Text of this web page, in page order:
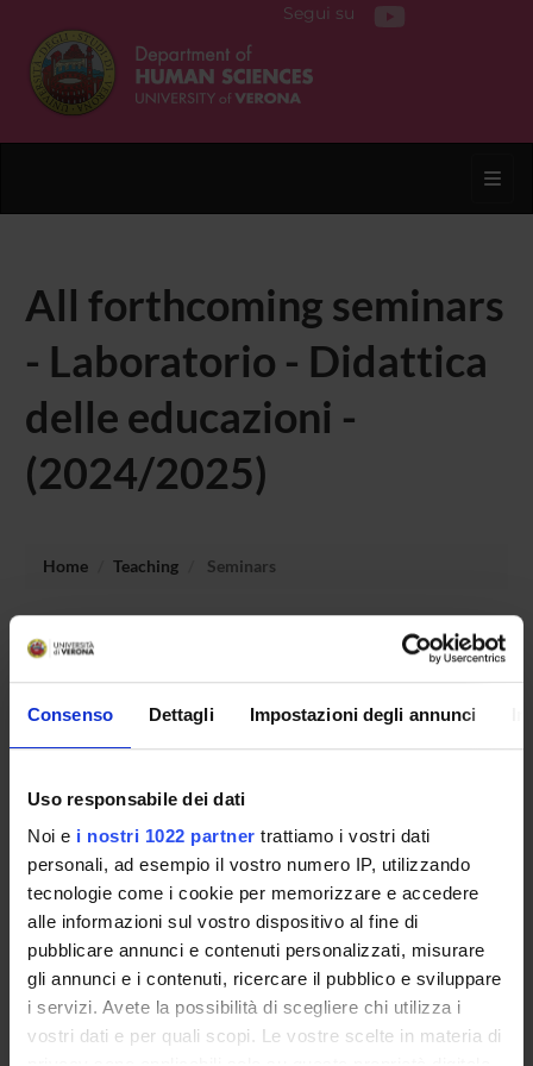
Consenso Dettagli Impostazioni degli annunci
Uso responsabile dei dati
Noi e i nostri 1022 partner trattiamo i vostri dati
personali, ad esempio il vostro numero IP, utilizzando
tecnologie come i cookie per memorizzare e accedere
alle informazioni sul vostro dispositivo al fine di
pubblicare annunci e contenuti personalizzati, misurare
gli annunci e i contenuti, ricercare il pubblico e sviluppare
i servizi. Avete la possibilità di scegliere chi utilizza i
vostri dati e per quali scopi. Le vostre scelte in materia di
Segui su
All forthcoming seminars
- Laboratorio - Didattica
delle educazioni -
(2024/2025)
Home Teaching Seminars
No recent seminar found relating to teaching Laboratorio -
Didattica delle educazioni.
PHD PROGRAMMES AND POSTGRADUATE
TRAINING
Contacts
People
Places